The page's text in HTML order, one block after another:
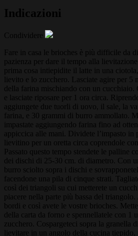
Indicazioni
Condividere
Fare in casa le brioches è più difficile da
pazienza per dare il tempo alla
prima cosa intiepidite il latte in una
lievito e lo zucchero. Lasciate agire per 5
della farina mischiando con un
e lasciate riposare per 1 ora circa.
aggiungete due tuorli di uovo, il sale, la
farina, e 30 grammi di burro ammollato.
impastate aggiungendo farina fino ad
appiccica alle mani. Dividete l’impasto in
lievitino per un oretta circa coprendole
Passato questo tempo stendete le palline
dei dischi di 25-30 cm. di diametro. Con
burro sciolto sopra i dischi e
facendone una pila di cinque strati.
così dei triangoli su cui metterete un
piacere nella parte più bassa del triangolo.
bordi e così avete le vostre brioches.
della carta da forno e spennellatele con 1
zucchero. Cospargeteci sopra la granella
lievitare in un angolo della cucina